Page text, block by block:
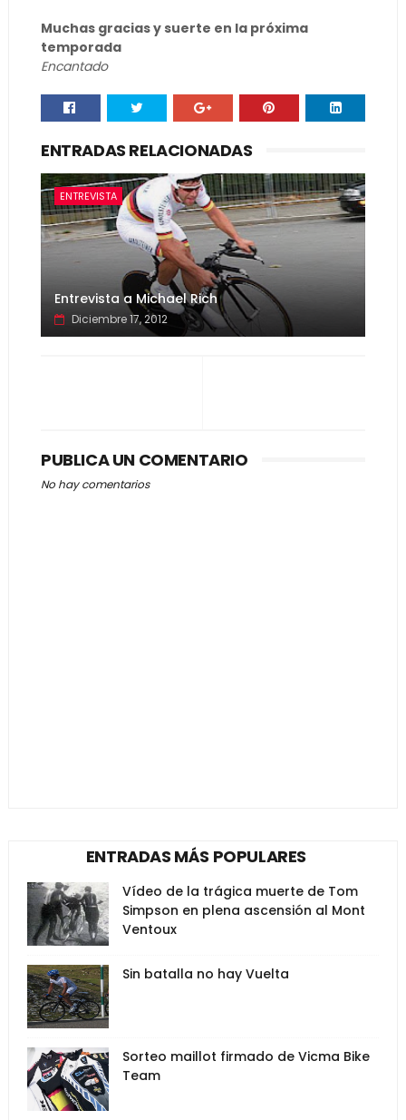
Muchas gracias y suerte en la próxima
temporada
Encantado
ENTRADAS RELACIONADAS
ENTREVISTA
Entrevista a Michael Rich
Diciembre 17, 2012
PUBLICA UN COMENTARIO
No hay comentarios
ENTRADAS MÁS POPULARES
Vídeo de la trágica muerte de Tom
Simpson en plena ascensión al Mont
Ventoux
Sin batalla no hay Vuelta
Sorteo maillot firmado de Vicma Bike
Team